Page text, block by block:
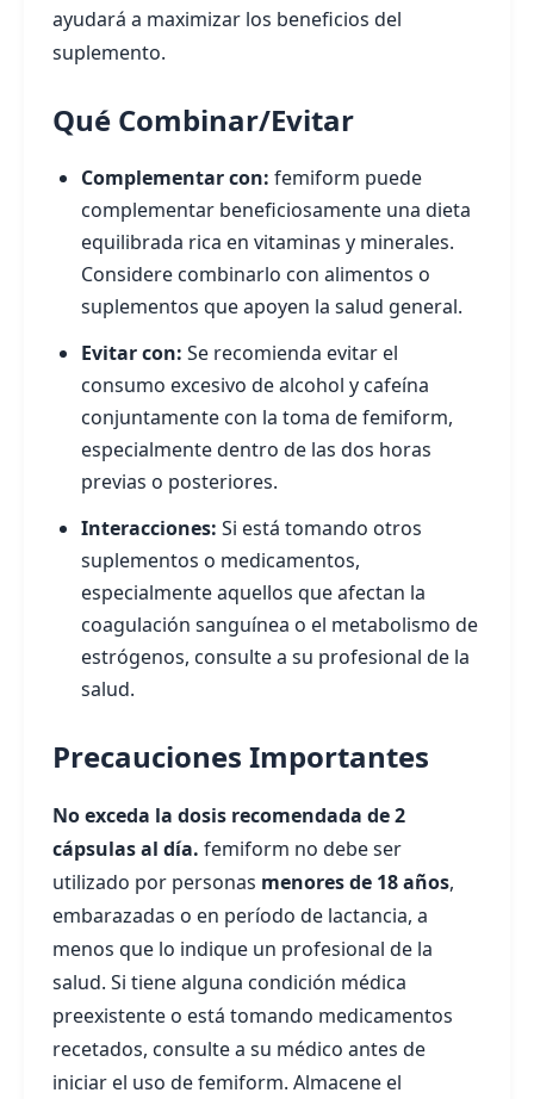
ayudará a maximizar los beneficios del
suplemento.
Qué Combinar/Evitar
Complementar con: femiform puede
complementar beneficiosamente una dieta
equilibrada rica en vitaminas y minerales.
Considere combinarlo con alimentos o
suplementos que apoyen la salud general.
Evitar con: Se recomienda evitar el
consumo excesivo de alcohol y cafeína
conjuntamente con la toma de femiform,
especialmente dentro de las dos horas
previas o posteriores.
Interacciones: Si está tomando otros
suplementos o medicamentos,
especialmente aquellos que afectan la
coagulación sanguínea o el metabolismo de
estrógenos, consulte a su profesional de la
salud.
Precauciones Importantes
No exceda la dosis recomendada de 2
cápsulas al día. femiform no debe ser
utilizado por personas menores de 18 años,
embarazadas o en período de lactancia, a
menos que lo indique un profesional de la
salud. Si tiene alguna condición médica
preexistente o está tomando medicamentos
recetados, consulte a su médico antes de
iniciar el uso de femiform. Almacene el